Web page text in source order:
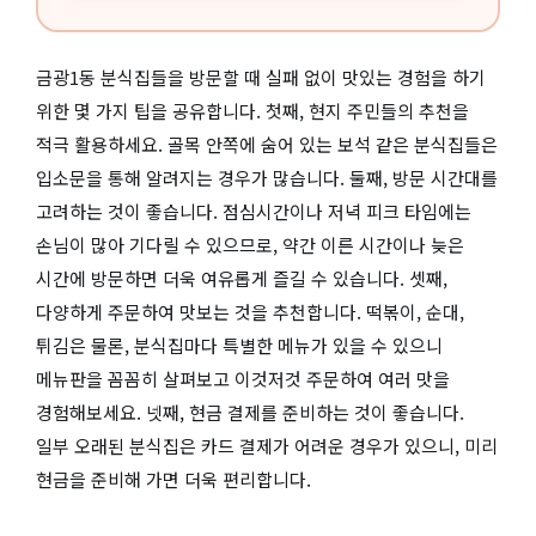
금광1동 분식집들을 방문할 때 실패 없이 맛있는 경험을 하기
위한 몇 가지 팁을 공유합니다. 첫째, 현지 주민들의 추천을
적극 활용하세요. 골목 안쪽에 숨어 있는 보석 같은 분식집들은
입소문을 통해 알려지는 경우가 많습니다. 둘째, 방문 시간대를
고려하는 것이 좋습니다. 점심시간이나 저녁 피크 타임에는
손님이 많아 기다릴 수 있으므로, 약간 이른 시간이나 늦은
시간에 방문하면 더욱 여유롭게 즐길 수 있습니다. 셋째,
다양하게 주문하여 맛보는 것을 추천합니다. 떡볶이, 순대,
튀김은 물론, 분식집마다 특별한 메뉴가 있을 수 있으니
메뉴판을 꼼꼼히 살펴보고 이것저것 주문하여 여러 맛을
경험해보세요. 넷째, 현금 결제를 준비하는 것이 좋습니다.
일부 오래된 분식집은 카드 결제가 어려운 경우가 있으니, 미리
현금을 준비해 가면 더욱 편리합니다.